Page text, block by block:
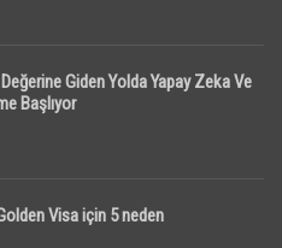
Giden Yolda Yapay Zeka Ve
Başlıyor
Visa için 5 neden